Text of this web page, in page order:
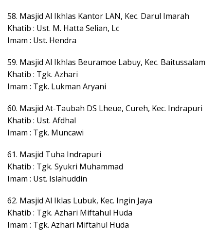
58. Masjid Al Ikhlas Kantor LAN, Kec. Darul Imarah
Khatib : Ust. M. Hatta Selian, Lc
Imam : Ust. Hendra
59. Masjid Al Ikhlas Beuramoe Labuy, Kec. Baitussalam
Khatib : Tgk. Azhari
Imam : Tgk. Lukman Aryani
60. Masjid At-Taubah DS Lheue, Cureh, Kec. Indrapuri
Khatib : Ust. Afdhal
Imam : Tgk. Muncawi
61. Masjid Tuha Indrapuri
Khatib : Tgk. Syukri Muhammad
Imam : Ust. Islahuddin
62. Masjid Al Iklas Lubuk, Kec. Ingin Jaya
Khatib : Tgk. Azhari Miftahul Huda
Imam : Tgk. Azhari Miftahul Huda